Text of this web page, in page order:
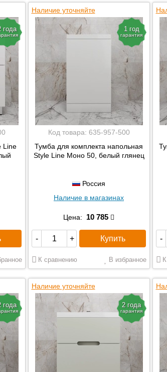
года
Line
Наличие уточняйте
1 год
гарантия
Код товара: 635-957-500
Тумба для комплекта напольная
Style Line Моно 50, белый глянец
Россия
Наличие в магазинах
Цена: 10 785
- + Купить
К сравнению В избранное
-
года
Наличие уточняйте
2 года
гарантия